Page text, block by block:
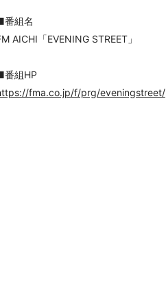
番組名
AICHI「EVENING STREET」
番組HP
fma.co.jp/f/prg/eveningstreet/